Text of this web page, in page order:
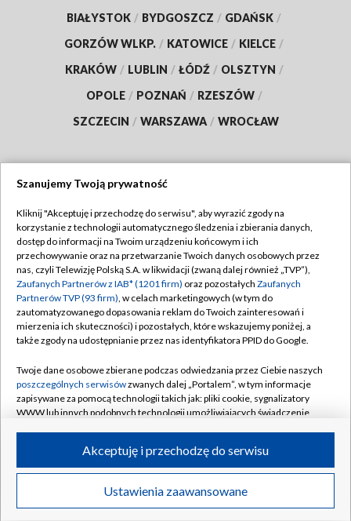
BIAŁYSTOK / BYDGOSZCZ / GDAŃSK /
GORZÓW WLKP. / KATOWICE / KIELCE /
KRAKÓW / LUBLIN / ŁÓDŹ / OLSZTYN /
OPOLE / POZNAŃ / RZESZÓW /
SZCZECIN / WARSZAWA / WROCŁAW
TVP
Abonament TVP
Emisja w TVP
Centrum informacji TVP
Naziemna Telewizja Cyfrowa
Rada Programowa
System NOS
Informacje o nadawcy
Program dla prasy
Ogłoszenie przetargowe
Regulamin TVP
Polityka prywatności
Moje zgody
Pomoc
Kontakt
Kanały
©2026 Telewizja Polska S.A. w likwidacji
Szanujemy Twoją prywatność
Kliknij "Akceptuję i przechodzę do serwisu", aby wyrazić zgody na
korzystanie z technologii automatycznego śledzenia i zbierania danych,
dostęp do informacji na Twoim urządzeniu końcowym i ich
przechowywanie oraz na przetwarzanie Twoich danych osobowych przez
nas, czyli Telewizję Polską S.A. w likwidacji (zwaną dalej również „TVP”),
Zaufanych Partnerów z IAB* (1201 firm) oraz pozostałych Zaufanych
Partnerów TVP (93 firm), w celach marketingowych (w tym do
zautomatyzowanego dopasowania reklam do Twoich zainteresowań i
mierzenia ich skuteczności) i pozostałych, które wskazujemy poniżej, a
także zgody na udostępnianie przez nas identyfikatora PPID do Google.
Twoje dane osobowe zbierane podczas odwiedzania przez Ciebie naszych
poszczególnych serwisówzwanych dalej „Portalem”, w tym informacje
zapisywane za pomocą technologii takich jak: pliki cookie, sygnalizatory
WWW lub innych podobnych technologii umożliwiających świadczenie
ruchu w Internecie.
Twoje dane osobowe zbierane podczas odwiedzania przez Ciebie
poszczególnych serwisówna Portalu, takie jak adresy IP, identyfikatory
Ustawienia zaawansowane
Akceptuję i przechodzę do serwisu